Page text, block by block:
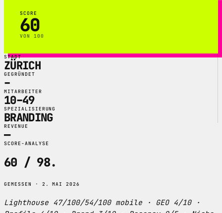
SCORE
60
VON 100
STADT
ZÜRICH
GEGRÜNDET
–
MITARBEITER
10–49
SPEZIALISIERUNG
BRANDING
REVENUE
—
SCORE-ANALYSE
60 / 98.
GEMESSEN · 2. MAI 2026
Lighthouse 47/100/54/100 mobile · GEO 4/10 ·